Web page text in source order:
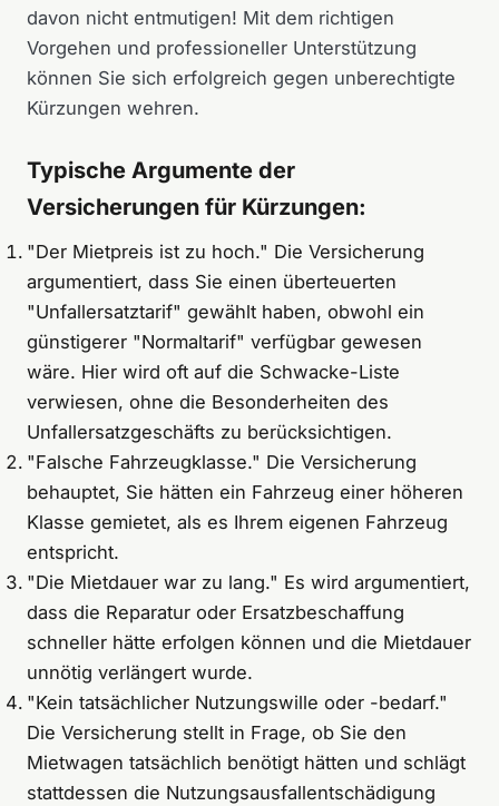
davon nicht entmutigen! Mit dem richtigen
Vorgehen und professioneller Unterstützung
können Sie sich erfolgreich gegen unberechtigte
Kürzungen wehren.
Typische Argumente der
Versicherungen für Kürzungen:
"Der Mietpreis ist zu hoch." Die Versicherung
argumentiert, dass Sie einen überteuerten
"Unfallersatztarif" gewählt haben, obwohl ein
günstigerer "Normaltarif" verfügbar gewesen
wäre. Hier wird oft auf die Schwacke-Liste
verwiesen, ohne die Besonderheiten des
Unfallersatzgeschäfts zu berücksichtigen.
"Falsche Fahrzeugklasse." Die Versicherung
behauptet, Sie hätten ein Fahrzeug einer höheren
Klasse gemietet, als es Ihrem eigenen Fahrzeug
entspricht.
"Die Mietdauer war zu lang." Es wird argumentiert,
dass die Reparatur oder Ersatzbeschaffung
schneller hätte erfolgen können und die Mietdauer
unnötig verlängert wurde.
"Kein tatsächlicher Nutzungswille oder -bedarf."
Die Versicherung stellt in Frage, ob Sie den
Mietwagen tatsächlich benötigt hätten und schlägt
stattdessen die Nutzungsausfallentschädigung